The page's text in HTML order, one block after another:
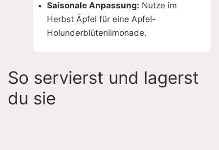
Saisonale Anpassung: Nutze im
Herbst Äpfel für eine Apfel-
Holunderblütenlimonade.
So servierst und lagerst
du sie